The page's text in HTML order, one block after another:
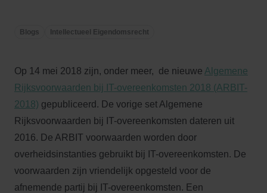
Blogs Intellectueel Eigendomsrecht
Op 14 mei 2018 zijn, onder meer, de nieuwe Algemene
Rijksvoorwaarden bij IT-overeenkomsten 2018 (ARBIT-
2018) gepubliceerd. De vorige set Algemene
Rijksvoorwaarden bij IT-overeenkomsten dateren uit
2016. De ARBIT voorwaarden worden door
overheidsinstanties gebruikt bij IT-overeenkomsten. De
voorwaarden zijn vriendelijk opgesteld voor de
afnemende partij bij IT-overeenkomsten. Een